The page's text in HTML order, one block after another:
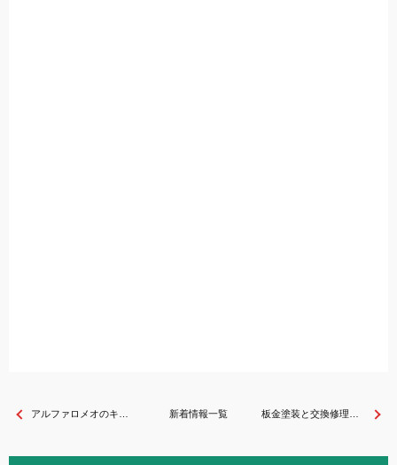
アルファロメオのキズ凹み修理なら南郷鈑金へ！小さなキズから大きなヘコミまで保険まで対応 新着情報一覧 板金塗装と交換修理の違い｜どちらがお得？【宝塚市の南郷鈑金】